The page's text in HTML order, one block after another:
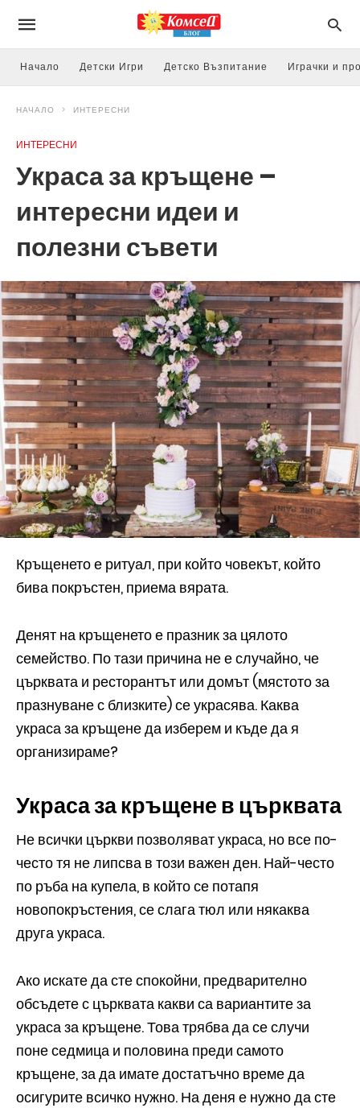
Начало Детски Игри Детско Възпитание Играчки и
НАЧАЛО ИНТЕРЕСНИ
ИНТЕРЕСНИ
Украса за кръщене –
интересни идеи и
полезни съвети
Кръщенето е ритуал, при който човекът, който
бива покръстен, приема вярата.
Денят на кръщенето е празник за цялото
семейство. По тази причина не е случайно, че
църквата и ресторантът или домът (мястото за
празнуване с близките) се украсява. Каква
украса за кръщене да изберем и къде да я
организираме?
Украса за кръщене в църквата
Не всички църкви позволяват украса, но все по-
често тя не липсва в този важен ден. Най-често
по ръба на купела, в който се потапя
новопокръстения, се слага тюл или някаква
друга украса.
Ако искате да сте спокойни, предварително
обсъдете с църквата какви са вариантите за
украса за кръщене. Това трябва да се случи
поне седмица и половина преди самото
кръщене, за да имате достатъчно време да
осигурите всичко нужно. На деня е нужно да сте